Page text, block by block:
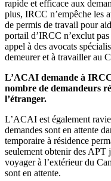
rapide et efficace aux
plus, IRCC n’empêche les
de permis de travail pour
portail d’IRCC n’exclut
appel à des avocats
demeurer et à travailler au
L’ACAI demande à
nombre de demandeurs
l’étranger.
L’ACAI est également
demandes sont en attente
temporaire à résidence
seulement obtenir des APT
voyager à l’extérieur du
sont en attente.